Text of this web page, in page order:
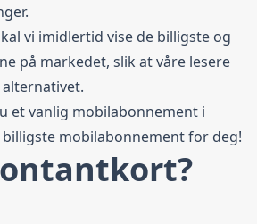
vi imidlertid vise de billigste og
på markedet, slik at våre lesere
et vanlig mobilabonnement i
billigste mobilabonnement for deg!